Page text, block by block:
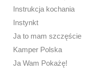
Instrukcja kochania
Instynkt
Ja to mam szczęście
Kamper Polska
Ja Wam Pokażę!